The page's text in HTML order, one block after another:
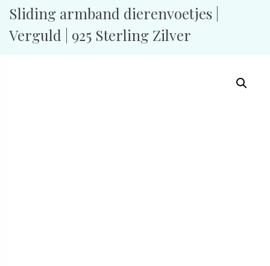
Sliding armband dierenvoetjes |
Verguld | 925 Sterling Zilver